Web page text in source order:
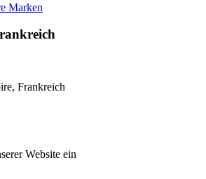
Marken
Frankreich
Website ein